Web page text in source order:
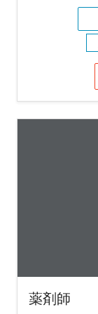
薬剤師